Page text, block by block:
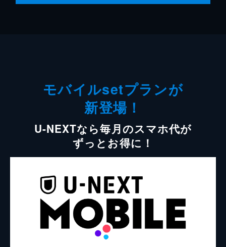
モバイルsetプランが
新登場！
U-NEXTなら毎月のスマホ代が
ずっとお得に！